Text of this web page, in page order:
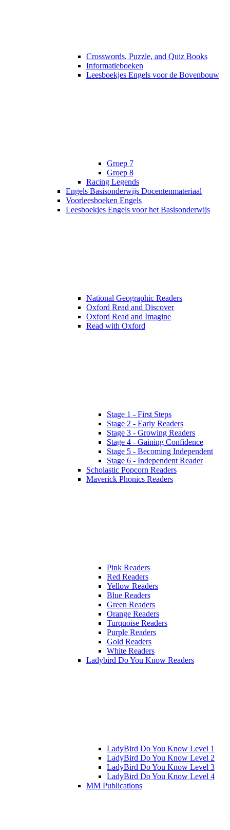
Crosswords, Puzzle, and Quiz Books
Informatieboeken
Leesboekjes Engels voor de Bovenbouw
Groep 7
Groep 8
Racing Legends
Engels Basisonderwijs Docentenmateriaal
Voorleesboeken Engels
Leesboekjes Engels voor het Basisonderwijs
National Geographic Readers
Oxford Read and Discover
Oxford Read and Imagine
Read with Oxford
Stage 1 - First Steps
Stage 2 - Early Readers
Stage 3 - Growing Readers
Stage 4 - Gaining Confidence
Stage 5 - Becoming Independent
Stage 6 - Independent Reader
Scholastic Popcorn Readers
Maverick Phonics Readers
Pink Readers
Red Readers
Yellow Readers
Blue Readers
Green Readers
Orange Readers
Turquoise Readers
Purple Readers
Gold Readers
White Readers
Ladybird Do You Know Readers
LadyBird Do You Know Level 1
LadyBird Do You Know Level 2
LadyBird Do You Know Level 3
LadyBird Do You Know Level 4
MM Publications